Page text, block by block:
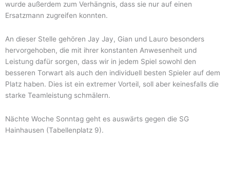
wurde außerdem zum Verhängnis, dass sie nur auf einen
Ersatzmann zugreifen konnten.
An dieser Stelle gehören Jay Jay, Gian und Lauro besonders
hervorgehoben, die mit ihrer konstanten Anwesenheit und
Leistung dafür sorgen, dass wir in jedem Spiel sowohl den
besseren Torwart als auch den individuell besten Spieler auf dem
Platz haben. Dies ist ein extremer Vorteil, soll aber keinesfalls die
starke Teamleistung schmälern.
Nächte Woche Sonntag geht es auswärts gegen die SG
Hainhausen (Tabellenplatz 9).